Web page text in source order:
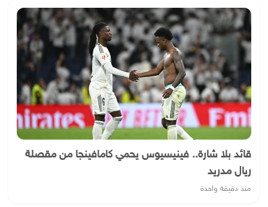
قائد بلا شارة.. فينيسيوس يحمي كامافينجا من مقصلة
ريال مدريد
منذ دقيقة واحدة